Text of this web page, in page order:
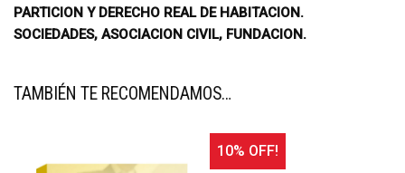
PARTICION Y DERECHO REAL DE HABITACION.
SOCIEDADES, ASOCIACION CIVIL, FUNDACION.
TAMBIÉN TE RECOMENDAMOS…
10% OFF!